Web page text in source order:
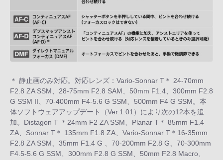
＊ 静止画のみ対応。対応レンズ：Vario-Sonnar T＊ 24-70mm
F2.8 ZA SSM、28-75mm F2.8 SAM、50mm F1.4、300mm F2.8
G SSM II、70-400mm F4-5.6 G SSM、500mm F4 G SSM。本
体ソフトウェアアップデート（Ver.1.01）により次の12本を追
加。Distagon T ＊24mm F2 ZA SSM、Planar T＊ 85mm F1.4
ZA、Sonnar T＊ 135mm F1.8 ZA、Vario-Sonnar T＊16-35mm
F2.8 ZA SSM、35mm F1.4 G 、70-200mm F2.8 G、70-300mm
F4.5-5.6 G SSM、300mm F2.8 G SSM、50mm F2.8 Macro、